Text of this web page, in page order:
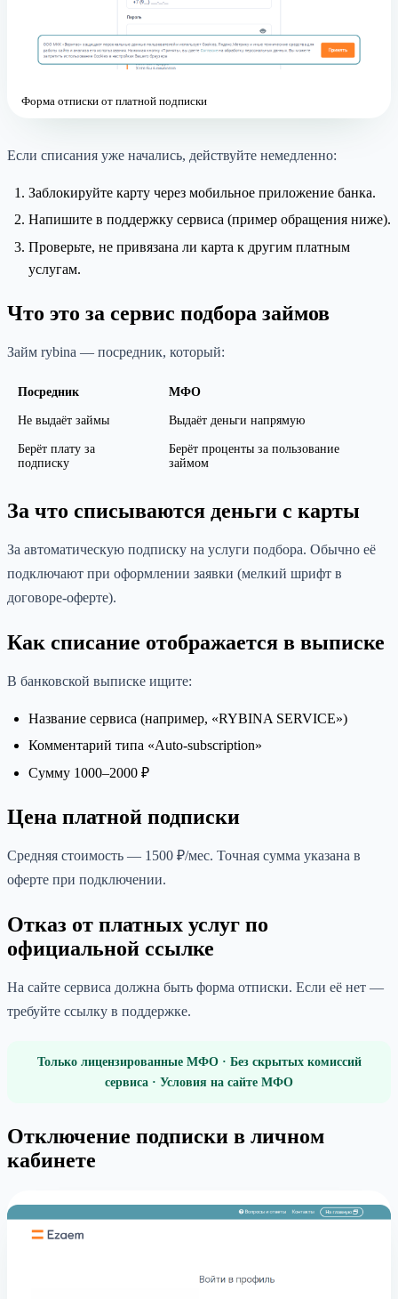
Форма отписки от платной подписки
Если списания уже начались, действуйте немедленно:
Заблокируйте карту через мобильное приложение банка.
Напишите в поддержку сервиса (пример обращения ниже).
Проверьте, не привязана ли карта к другим платным
услугам.
Что это за сервис подбора займов
Займ rybina — посредник, который:
Посредник МФО
Не выдаёт займы Выдаёт деньги напрямую
Берёт плату за
подписку
Берёт проценты за пользование
займом
За что списываются деньги с карты
За автоматическую подписку на услуги подбора. Обычно её
подключают при оформлении заявки (мелкий шрифт в
договоре-оферте).
Как списание отображается в выписке
В банковской выписке ищите:
Название сервиса (например, «RYBINA SERVICE»)
Комментарий типа «Auto-subscription»
Сумму 1000–2000 ₽
Цена платной подписки
Средняя стоимость — 1500 ₽/мес. Точная сумма указана в
оферте при подключении.
Отказ от платных услуг по
официальной ссылке
На сайте сервиса должна быть форма отписки. Если её нет —
требуйте ссылку в поддержке.
Только лицензированные МФО · Без скрытых комиссий
сервиса · Условия на сайте МФО
Отключение подписки в личном
кабинете